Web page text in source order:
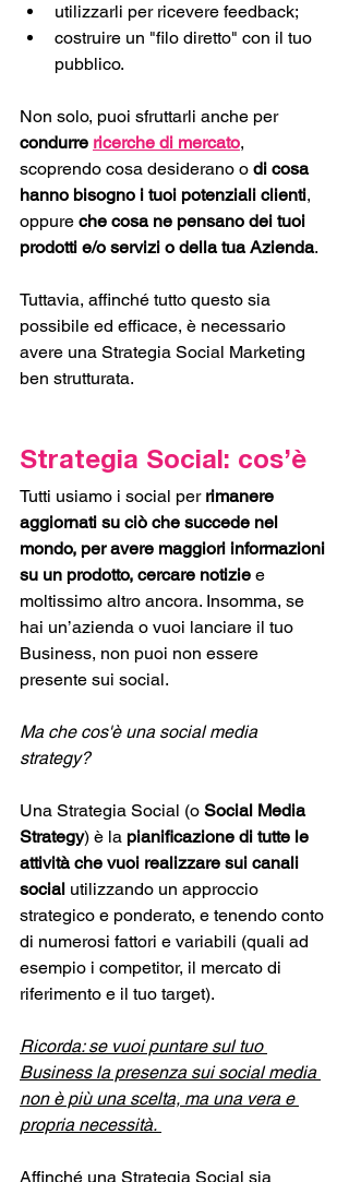
utilizzarli per ricevere feedback;
costruire un "filo diretto" con il tuo
pubblico.
Non solo, puoi sfruttarli anche per
condurre ricerche di mercato,
scoprendo cosa desiderano o di cosa
hanno bisogno i tuoi potenziali clienti,
oppure che cosa ne pensano dei tuoi
prodotti e/o servizi o della tua Azienda.
Tuttavia, affinché tutto questo sia
possibile ed efficace, è necessario
avere una Strategia Social Marketing
ben strutturata.
Strategia Social: cos’è
Tutti usiamo i social per rimanere
aggiornati su ciò che succede nel
mondo, per avere maggiori informazioni
su un prodotto, cercare notizie e
moltissimo altro ancora. Insomma, se
hai un’azienda o vuoi lanciare il tuo
Business, non puoi non essere
presente sui social.
Ma che cos'è una social media
strategy?
Una Strategia Social (o Social Media
Strategy) è la pianificazione di tutte le
attività che vuoi realizzare sui canali
social utilizzando un approccio
strategico e ponderato, e tenendo conto
di numerosi fattori e variabili (quali ad
esempio i competitor, il mercato di
riferimento e il tuo target).
Ricorda: se vuoi puntare sul tuo
Business la presenza sui social media
non è più una scelta, ma una vera e
propria necessità.
Affinché una Strategia Social sia